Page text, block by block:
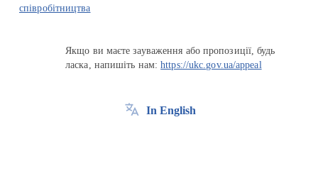
співробітництва
Якщо ви маєте зауваження або пропозиції, будь
ласка, напишіть нам:https://ukc.gov.ua/appeal
In English